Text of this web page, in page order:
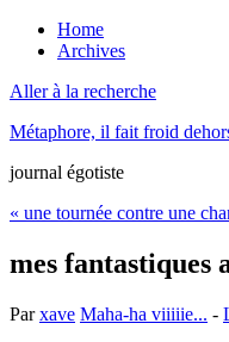
Home
Archives
Aller à la recherche
Métaphore, il fait froid
journal égotiste
« une tournée contre une
mes fantastiques
Parxave Maha-ha viiiiie... -